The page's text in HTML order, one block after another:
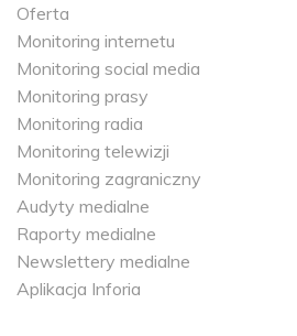
Oferta
Monitoring internetu
Monitoring social media
Monitoring prasy
Monitoring radia
Monitoring telewizji
Monitoring zagraniczny
Audyty medialne
Raporty medialne
Newslettery medialne
Aplikacja Inforia